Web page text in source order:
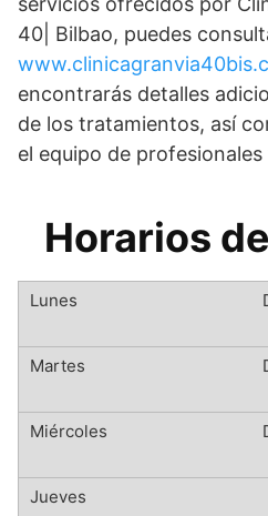
40| Bilbao, puedes
encontrarás detalles
de los tratamientos, así
el equipo de
Horarios